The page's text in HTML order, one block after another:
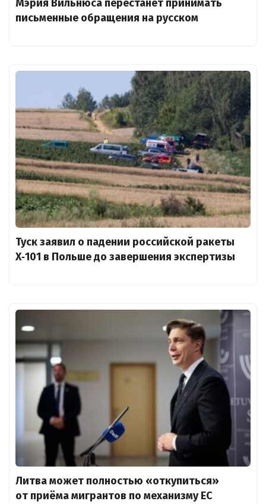
Мэрия Вильнюса перестанет принимать
письменные обращения на русском
Туск заявил о падении российской ракеты
X‑101 в Польше до завершения экспертизы
Литва может полностью «откупиться»
от приёма мигрантов по механизму ЕС